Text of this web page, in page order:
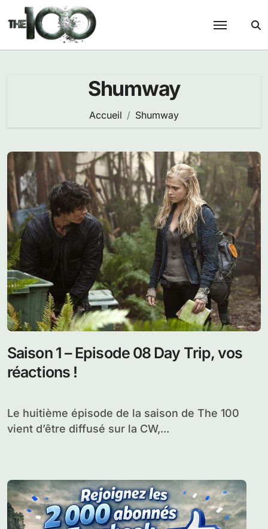
Passer
au
contenu
Shumway
Accueil Shumway
Saison 1 – Episode 08 Day Trip, vos
réactions !
Le huitième épisode de la saison de The 100
vient d’être diffusé sur la CW,...